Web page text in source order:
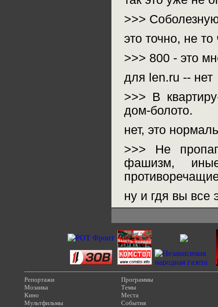
>>>
это точно, не
>>> 800 - это
для len.ru -- нет
>>> В
дом-болото.
нет, это
>>> Не
фашизм,
ну и гдя вы все
Репортажи
Мозаика
Кино
Мультфильмы
Программы
Темы
Места
События